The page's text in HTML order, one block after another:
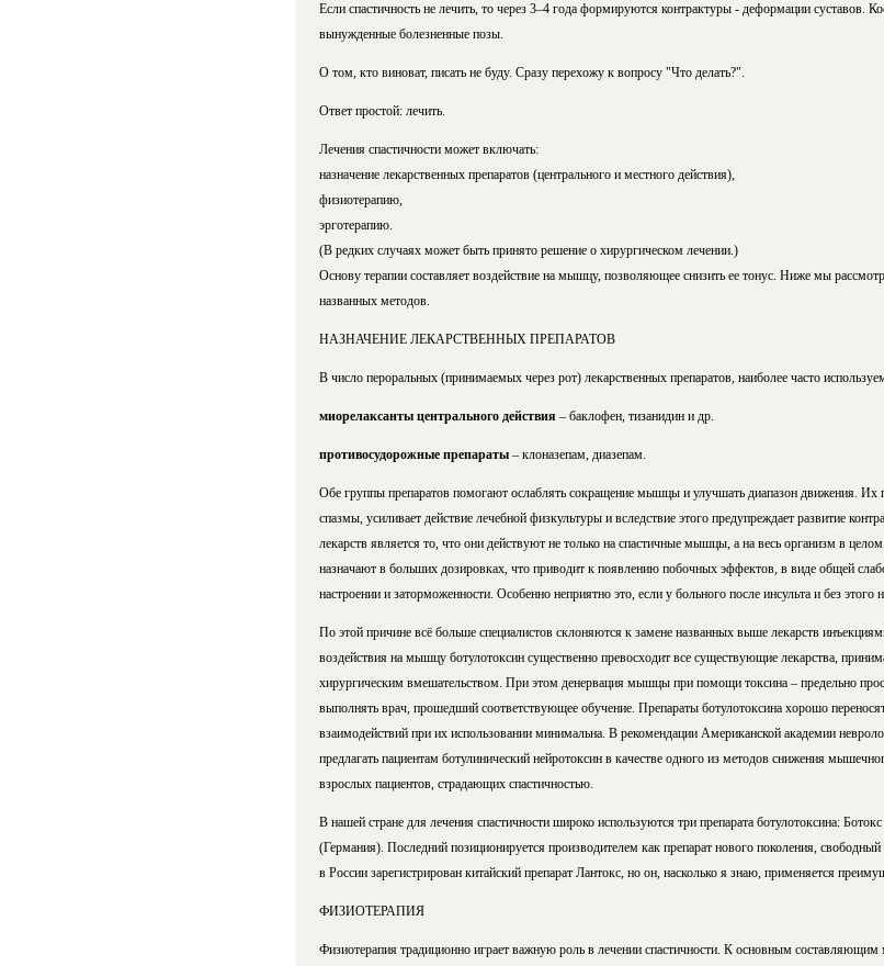
Если спастичность не лечить, то через 3–4 года формируются контрактуры - деформации суставов.
вынужденные болезненные позы.
О том, кто виноват, писать не буду. Сразу перехожу к вопросу "Что делать?".
Ответ простой: лечить.
Лечения спастичности может включать:
назначение лекарственных препаратов (центрального и местного действия),
физиотерапию,
эрготерапию.
(В редких случаях может быть принято решение о хирургическом лечении.)
Основу терапии составляет воздействие на мышцу, позволяющее снизить ее тонус. Ниже мы
названных методов.
НАЗНАЧЕНИЕ ЛЕКАРСТВЕННЫХ ПРЕПАРАТОВ
В число пероральных (принимаемых через рот) лекарственных препаратов, наиболее часто
миорелаксанты центрального действия – баклофен, тизанидин и др.
противосудорожные препараты – клоназепам, диазепам.
Обе группы препаратов помогают ослаблять сокращение мышцы и улучшать диапазон движения.
спазмы, усиливает действие лечебной физкультуры и вследствие этого предупреждает развитие
лекарств является то, что они действуют не только на спастичные мышцы, а на весь организм в
назначают в больших дозировках, что приводит к появлению побочных эффектов, в виде общей
настроении и заторможенности. Особенно неприятно это, если у больного после инсульта и без
По этой причине всё больше специалистов склоняются к замене названных выше лекарств
воздействия на мышцу ботулотоксин существенно превосходит все существующие лекарства,
хирургическим вмешательством. При этом денервация мышцы при помощи токсина – предельно
выполнять врач, прошедший соответствующее обучение. Препараты ботулотоксина хорошо
взаимодействий при их использовании минимальна. В рекомендации Американской академии
предлагать пациентам ботулинический нейротоксин в качестве одного из методов снижения
взрослых пациентов, страдающих спастичностью.
В нашей стране для лечения спастичности широко используются три препарата ботулотоксина:
(Германия). Последний позиционируется производителем как препарат нового поколения,
в России зарегистрирован китайский препарат Лантокс, но он, насколько я знаю, применяется
ФИЗИОТЕРАПИЯ
Физиотерапия традиционно играет важную роль в лечении спастичности. К основным составляющим